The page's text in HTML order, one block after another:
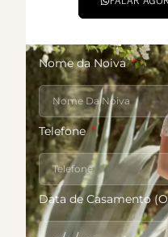
Nome da Noiva
Telefone
Data de Casamento